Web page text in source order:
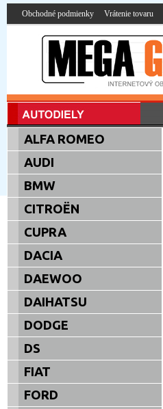
Obchodné podmienky Vrátenie tovaru
ALFA ROMEO
AUDI
BMW
CITROËN
CUPRA
DACIA
DAEWOO
DAIHATSU
DODGE
DS
FIAT
FORD